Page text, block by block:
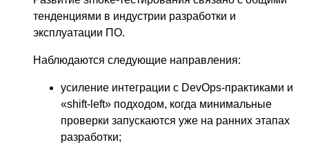
тенденциями в индустрии разработки и
эксплуатации ПО.
Наблюдаются следующие направления:
усиление интеграции с DevOps-практиками и
«shift-left» подходом, когда минимальные
проверки запускаются уже на ранних этапах
разработки;